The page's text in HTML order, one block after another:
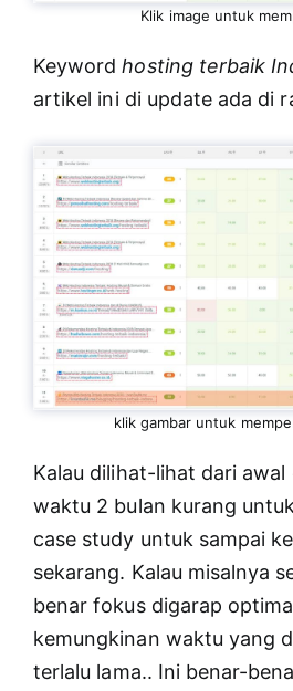
Klik image untuk
Keywordhosting terbaik
artikel ini di update ada di
klik gambar untuk
Kalau dilihat-lihat dari
waktu 2 bulan kurang
case study untuk sampai
sekarang. Kalau misalnya
benar fokus digarap
kemungkinan waktu yang
terlalu lama.. Ini benar-